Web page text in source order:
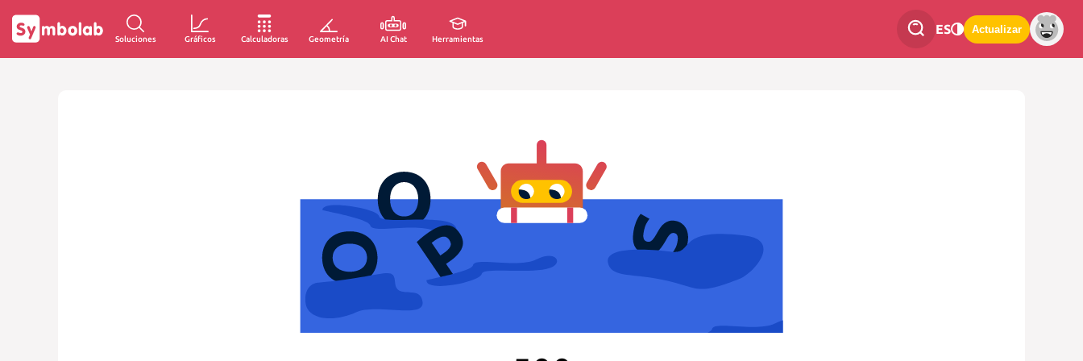
Soluciones Gráficos Calculadoras Geometría AI Chat Herramientas
ES Actualizar